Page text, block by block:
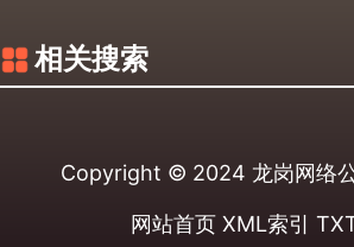
相关搜索
Copyright © 2024 龙岗网络
网站首页 XML索引